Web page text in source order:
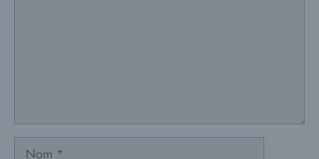
Nom